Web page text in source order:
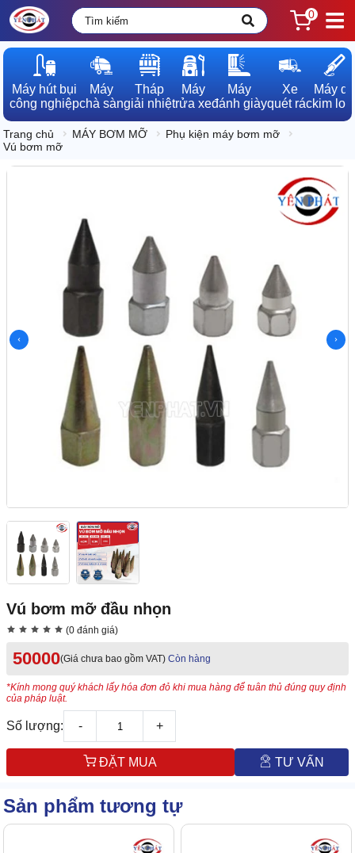
0
Máy hút bụi
công nghiệp
Máy
chà sàn
Tháp
giải nhiệt
Máy
rửa xe
Máy
đánh giày
Xe
quét rác
Máy dò
kim loại
Trang chủ MÁY BƠM MỠ
Phụ kiện máy bơm mỡ
Vú bơm mỡ
Vú bơm mỡ đầu nhọn
(0 đánh giá)
50000(Giá chưa bao gồm VAT) Còn hàng
*Kính mong quý khách lấy hóa đơn đỏ khi mua hàng để tuân thủ đúng quy định
của pháp luật.
Số lượng: - +
ĐẶT MUA TƯ VẤN
Sản phẩm tương tự